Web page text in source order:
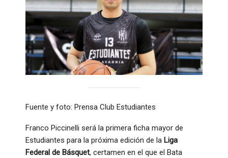
Fuente y foto: Prensa Club Estudiantes
Franco Piccinelli será la primera ficha mayor de
Estudiantes para la próxima edición de la Liga
Federal de Básquet, certamen en el que el Bata